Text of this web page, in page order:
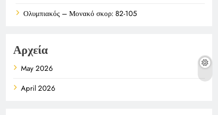
Ολυμπιακός – Μονακό σκορ: 82-105
Αρχεία
May 2026
April 2026